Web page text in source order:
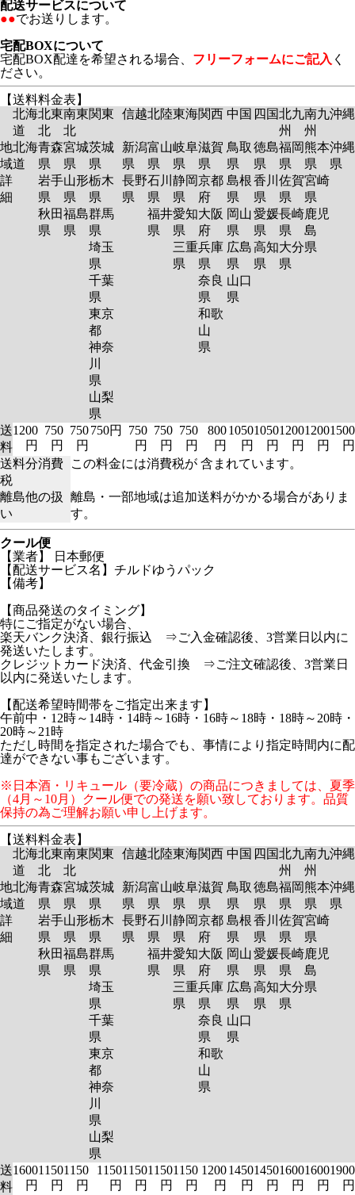
配送サービスについて
●●でお送りします。
宅配BOXについて
宅配BOX配達を希望される場合、 フリーフォームにご記入 く
ださい。
【送料料金表】
北海
道
北東
北
南東
北
関東 信越北陸東海関西 中国 四国北九
州
南九
州
沖縄
地
域
詳
細
北海
道
青森
県
岩手
県
秋田
県
宮城
県
山形
県
福島
県
茨城
県
栃木
県
群馬
県
埼玉
県
千葉
県
東京
都
神奈
川
県
山梨
県
新潟
県
長野
県
富山
県
石川
県
福井
県
岐阜
県
静岡
県
愛知
県
三重
県
滋賀
県
京都
府
大阪
府
兵庫
県
奈良
県
和歌
山
県
鳥取
県
島根
県
岡山
県
広島
県
山口
県
徳島
県
香川
県
愛媛
県
高知
県
福岡
県
佐賀
県
長崎
県
大分
県
熊本
県
宮崎
県
鹿児
島
県
沖縄
県
送
料
1200
円
750
円
750
円
750円
750
円
750
円
750
円
800
円
1050
円
1050
円
1200
円
1200
円
1500
円
送料分消費
税
この料金には消費税が 含まれています。
離島他の扱
い
離島・一部地域は追加送料がかかる場合がありま
す。
クール便
【業者】 日本郵便
【配送サービス名】チルドゆうパック
【備考】
【商品発送のタイミング】
特にご指定がない場合、
楽天バンク決済、銀行振込 ⇒ご入金確認後、3営業日以内に
発送いたします。
クレジットカード決済、代金引換 ⇒ご注文確認後、3営業日
以内に発送いたします。
【配送希望時間帯をご指定出来ます】
午前中・12時～14時・14時～16時・16時～18時・18時～20時・
20時～21時
ただし時間を指定された場合でも、事情により指定時間内に配
達ができない事もございます。
※日本酒・リキュール（要冷蔵）の商品につきましては、夏季
（4月～10月）クール便での発送を願い致しております。品質
保持の為ご理解お願い申し上げます。
【送料料金表】
北海
道
北東
北
南東
北
関東 信越北陸東海関西 中国 四国北九
州
南九
州
沖縄
地
域
詳
細
北海
道
青森
県
岩手
県
秋田
県
宮城
県
山形
県
福島
県
茨城
県
栃木
県
群馬
県
埼玉
県
千葉
県
東京
都
神奈
川
県
山梨
県
新潟
県
長野
県
富山
県
石川
県
福井
県
岐阜
県
静岡
県
愛知
県
三重
県
滋賀
県
京都
府
大阪
府
兵庫
県
奈良
県
和歌
山
県
鳥取
県
島根
県
岡山
県
広島
県
山口
県
徳島
県
香川
県
愛媛
県
高知
県
福岡
県
佐賀
県
長崎
県
大分
県
熊本
県
宮崎
県
鹿児
島
県
沖縄
県
送
料
1600
円
1150
円
1150
円
1150
円
1150
円
1150
円
1150
円
1200
円
1450
円
1450
円
1600
円
1600
円
1900
円